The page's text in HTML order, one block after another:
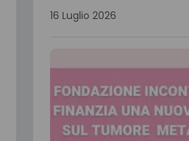
16 Luglio 2026